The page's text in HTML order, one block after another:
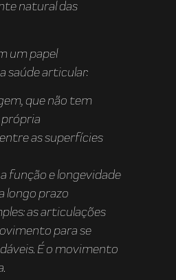
natural das
um papel
saúde articular:
que não tem
própria
as superfícies
função e longevidade
longo prazo
as articulações
para se
É o movimento